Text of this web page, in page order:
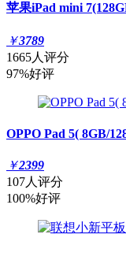
苹果iPad mini
￥3789
1665人评分
97%好评
OPPO Pad 5( 8GB/
￥2399
107人评分
100%好评